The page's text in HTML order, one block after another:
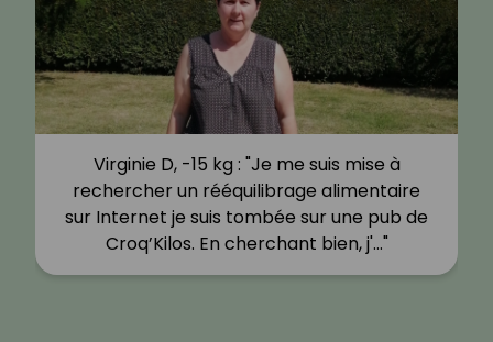
Virginie D, -15 kg : "Je me suis mise à
rechercher un rééquilibrage alimentaire
sur Internet je suis tombée sur une pub de
Croq’Kilos. En cherchant bien, j'…"